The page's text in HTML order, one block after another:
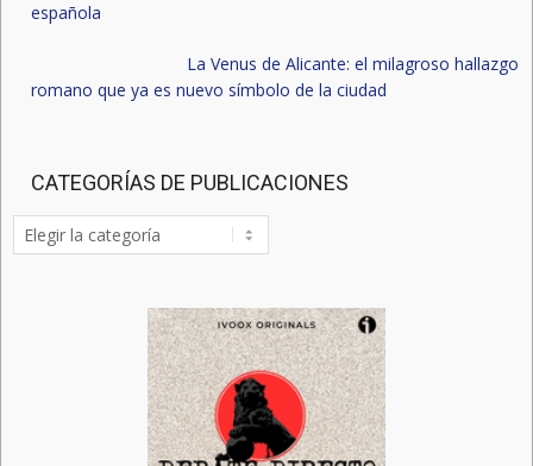
española
La Venus de Alicante: el milagroso hallazgo
romano que ya es nuevo símbolo de la ciudad
CATEGORÍAS DE PUBLICACIONES
Categorías
de